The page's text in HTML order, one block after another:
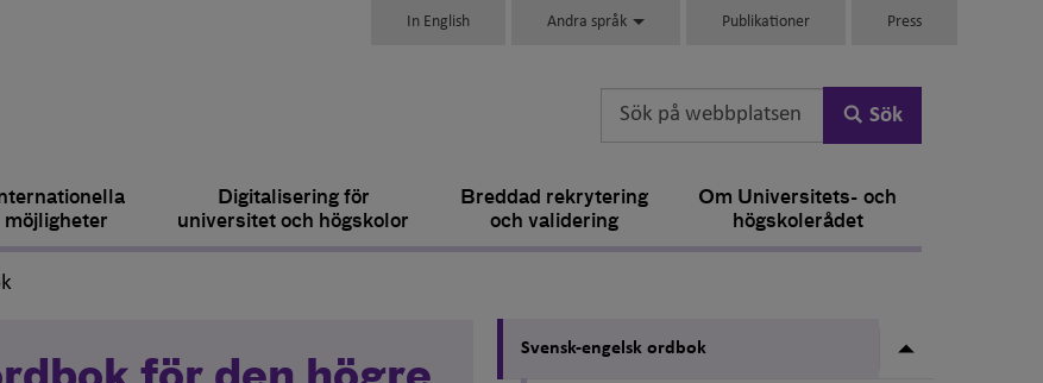
In English Andra språk Publikationer Press
Sök
möjligheter
Digitalisering för
universitet och högskolor
Breddad rekrytering
och validering
Om Universitets- och
högskolerådet
Svensk-engelsk ordbok Undermeny